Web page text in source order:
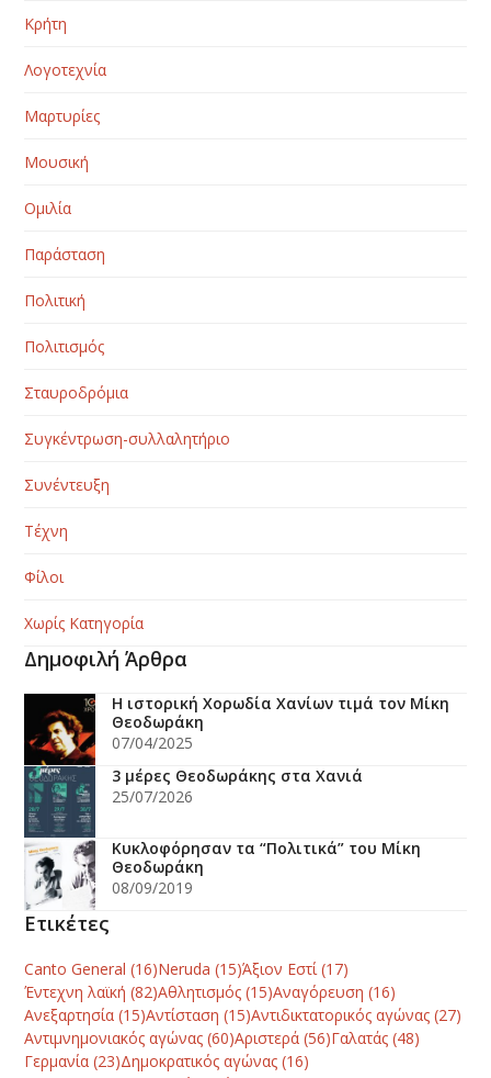
Κρήτη
Λογοτεχνία
Μαρτυρίες
Μουσική
Ομιλία
Παράσταση
Πολιτική
Πολιτισμός
Σταυροδρόμια
Συγκέντρωση-συλλαλητήριο
Συνέντευξη
Τέχνη
Φίλοι
Χωρίς Κατηγορία
Δημοφιλή Άρθρα
Η ιστορική Χορωδία Χανίων τιμά τον Μίκη
Θεοδωράκη
07/04/2025
3 μέρες Θεοδωράκης στα Χανιά
25/07/2026
Κυκλοφόρησαν τα “Πολιτικά” του Μίκη
Θεοδωράκη
08/09/2019
Ετικέτες
Canto General (16)Neruda (15)Άξιον Εστί(17)
Έντεχνη λαϊκή (82)Αθλητισμός (15)Αναγόρευση (16)
Ανεξαρτησία (15)Αντίσταση (15)Αντιδικτατορικός αγώνας (27)
Αντιμνημονιακός αγώνας (60)Αριστερά (56)Γαλατάς (48)
Γερμανία (23)Δημοκρατικός αγώνας (16)